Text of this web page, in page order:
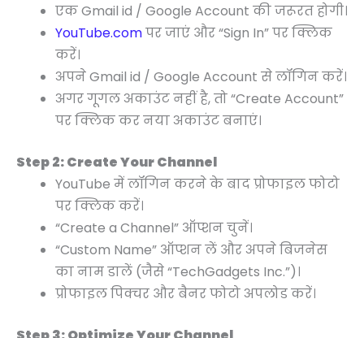
एक Gmail id / Google Account की जरूरत होगी।
YouTube.comपर जाएं और “Sign In” पर क्लिक
करें।
अपने Gmail id / Google Account से लॉगिन करें।
अगर गूगल अकाउंट नहीं है, तो “Create Account”
पर क्लिक कर नया अकाउंट बनाएं।
Step 2: Create Your Channel
YouTube में लॉगिन करने के बाद प्रोफाइल फोटो
पर क्लिक करें।
“Create a Channel” ऑप्शन चुनें।
“Custom Name” ऑप्शन लें और अपने बिजनेस
का नाम डालें (जैसे “TechGadgets Inc.”)।
प्रोफाइल पिक्चर और बैनर फोटो अपलोड करें।